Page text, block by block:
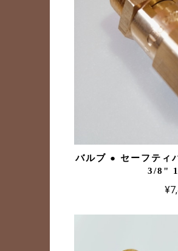
バルブ ● セーフティ
3/8"